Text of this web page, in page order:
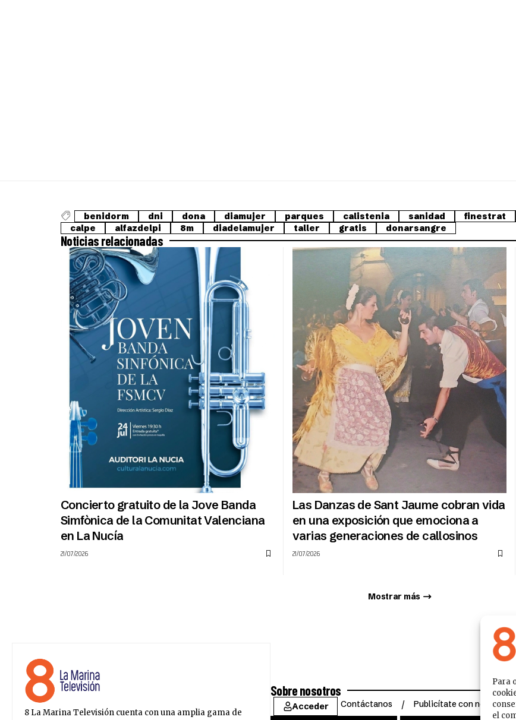
Para
el
benidorm dni dona diamujer parques calistenia sanidad finestrat
calpe
alfazdelpi 8m diadelamujer taller gratis donarsangre
Noticias relacionadas
Concierto gratuito de la Jove Banda
Simfònica de la Comunitat Valenciana
en La Nucía
21/07/2026
Las Danzas de Sant Jaume cobran vida
en una exposición que emociona a
varias generaciones de callosinos
21/07/2026
Mostrar más
8 La Marina Televisión cuenta con una amplia gama de
Sobre nosotros
Acceder Contáctanos Publicítate con nosotros